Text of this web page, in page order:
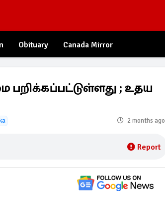
Obituary Canada Mirror
; உதய
2 months ago
Report